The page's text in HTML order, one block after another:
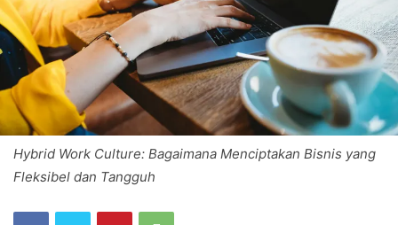
Hybrid Work Culture: Bagaimana Menciptakan Bisnis yang
Fleksibel dan Tangguh